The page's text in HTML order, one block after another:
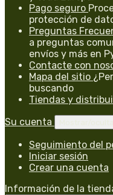
Pago seguro
protección de
Preguntas
a preguntas
envíos y más en
Contacte con
Mapa del sitio
buscando
Tiendas y
Su cuenta
Seguimiento del
Iniciar sesión
Crear una cuenta
Información de la